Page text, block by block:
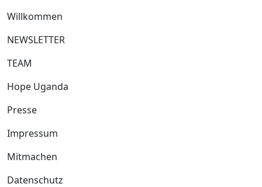
Willkommen
NEWSLETTER
TEAM
Hope Uganda
Presse
Impressum
Mitmachen
Datenschutz